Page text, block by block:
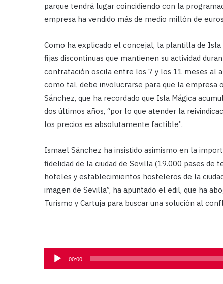
parque tendrá lugar coincidiendo con la
empresa ha vendido más de medio millón de
Como ha explicado el concejal, la plantilla de
fijas discontinuas que mantienen su actividad
contratación oscila entre los 7 y los 11 meses al
como tal, debe involucrarse para que la empresa
Sánchez, que ha recordado que Isla Mágica
dos últimos años, “por lo que atender la
los precios es absolutamente factible”.
Ismael Sánchez ha insistido asimismo en la
fidelidad de la ciudad de Sevilla (19.000 pases de
hoteles y establecimientos hosteleros de la
imagen de Sevilla”, ha apuntado el edil, que ha
Turismo y Cartuja para buscar una solución al
Reproductor
de
00:00